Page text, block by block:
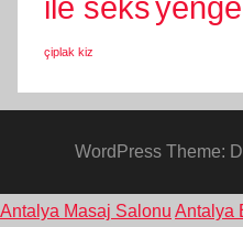
ile seks
çiplak kiz
WordPress Theme:
Antalya Masaj Salonu Antalya